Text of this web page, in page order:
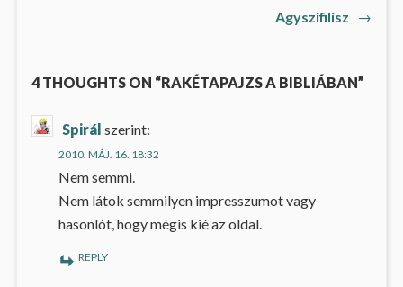
Agyszifilisz Next
→
4 THOUGHTS ON “RAKÉTAPAJZS A BIBLIÁBAN”
Spirál szerint:
2010. MÁJ. 16. 18:32
Nem semmi.
Nem látok semmilyen impresszumot vagy
hasonlót, hogy mégis kié az oldal.
REPLY